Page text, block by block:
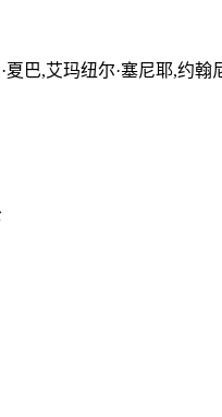
巴,艾玛纽尔·塞尼耶,约翰